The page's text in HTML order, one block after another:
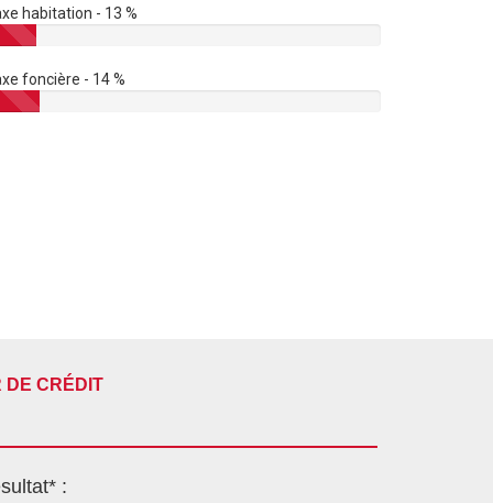
habitation - 13 %
foncière - 14 %
DE CRÉDIT
: